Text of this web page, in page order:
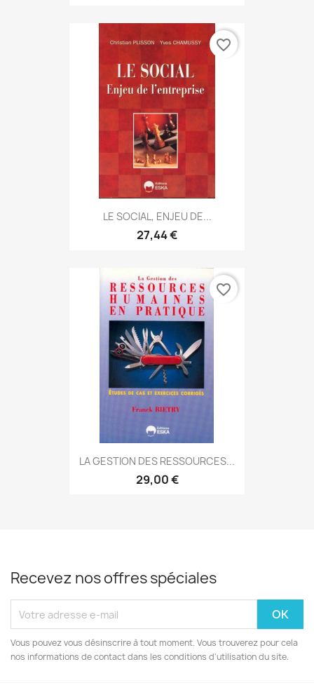
LE SOCIAL, ENJEU DE...
27,44 €
favorite_border
LA GESTION DES RESSOURCES...
29,00 €
favorite_border
Recevez nos offres spéciales
Vous pouvez vous désinscrire à tout moment. Vous trouverez pour cela
nos informations de contact dans les conditions d'utilisation du site.